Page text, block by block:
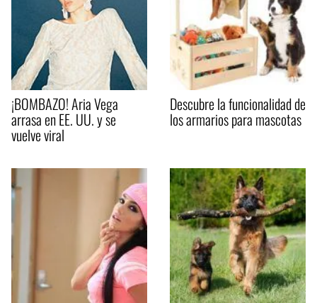
¡BOMBAZO! Aria Vega
arrasa en EE. UU. y se
vuelve viral
Descubre la funcionalidad de
los armarios para mascotas